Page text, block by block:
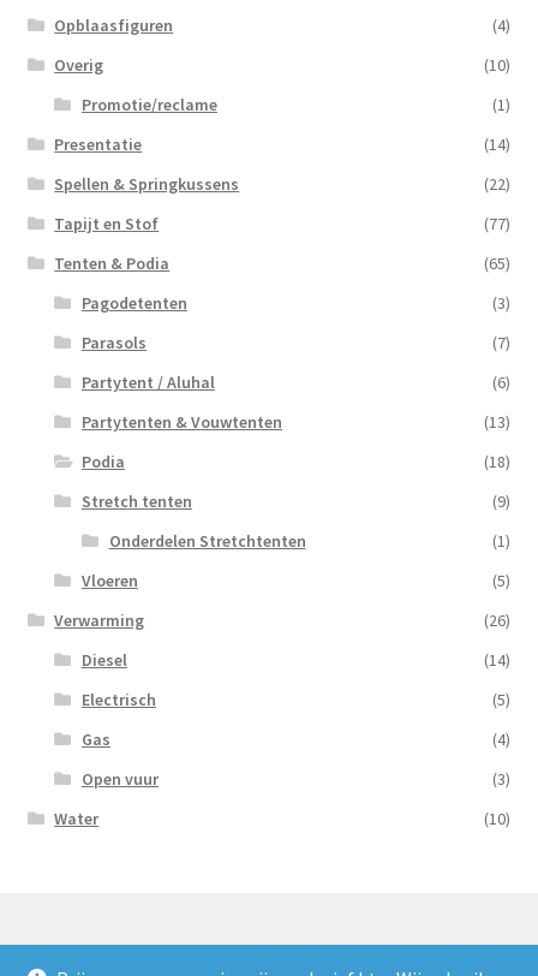
Opblaasfiguren
(4)
Overig
(10)
Promotie/reclame
(1)
Presentatie
(14)
Spellen & Springkussens
(22)
Tapijt en Stof
(77)
Tenten & Podia
(65)
Pagodetenten
(3)
Parasols
(7)
Partytent / Aluhal
(6)
Partytenten & Vouwtenten
(13)
Podia
(18)
Stretch tenten
(9)
Onderdelen Stretchtenten
(1)
Vloeren
(5)
Verwarming
(26)
Diesel
(14)
Electrisch
(5)
Gas
(4)
Open vuur
(3)
Water
(10)